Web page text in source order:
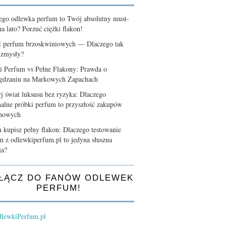
odlewka perfum to Twój absolutny must-
lato? Porzuć ciężki flakon!
perfum brzoskwiniowych — Dlaczego tak
Perfum vs Pełne Flakony: Prawda o
na Markowych Zapachach
świat luksusu bez ryzyka: Dlaczego
próbki perfum to przyszłość zakupów
kupisz pełny flakon: Dlaczego testowanie
z odlewkiperfum.pl to jedyna słuszna
DO FANÓW ODLEWEK
PERFUM!